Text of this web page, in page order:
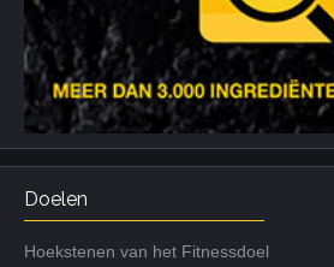
Doelen
Hoekstenen van het Fitnessdoel